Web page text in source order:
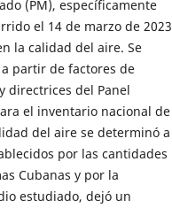
(PM), específicamente
el 14 de marzo de 2023
la calidad del aire. Se
partir de factores de
directrices del Panel
el inventario nacional de
del aire se determinó a
por las cantidades
Cubanas y por la
estudiado, dejó un